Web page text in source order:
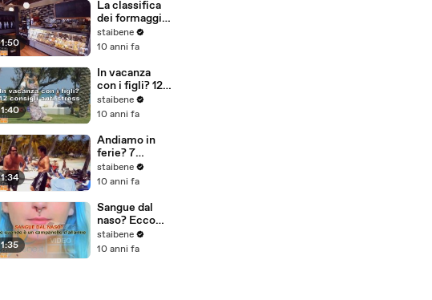
1:50
La classifica
dei formaggi
adatti alla
dieta
staibene
10 anni fa
1:40
In vacanza
con i figli? 12
consigli anti
stress
staibene
10 anni fa
1:34
Andiamo in
ferie? 7
esercizi per
non spegnere
staibene
10 anni fa
1:35
Sangue dal
naso? Ecco
quando è un
campanello
staibene
10 anni fa